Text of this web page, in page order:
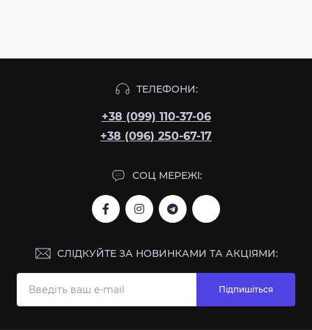
ТЕЛЕФОНИ:
+38 (099) 110-37-06
+38 (096) 250-67-17
СОЦ МЕРЕЖІ:
СЛІДКУЙТЕ ЗА НОВИНКАМИ ТА АКЦІЯМИ:
Підпишіться